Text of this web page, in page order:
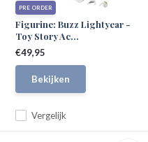
PRE ORDER
Figurine: Buzz Lightyear -
Toy Story Ac...
Vergelijk
€49,95
Bekijken